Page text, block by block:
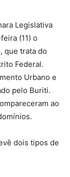
Legislativa
(11) o
, que trata do
Federal.
Urbano e
pelo Buriti.
ao
dois tipos de